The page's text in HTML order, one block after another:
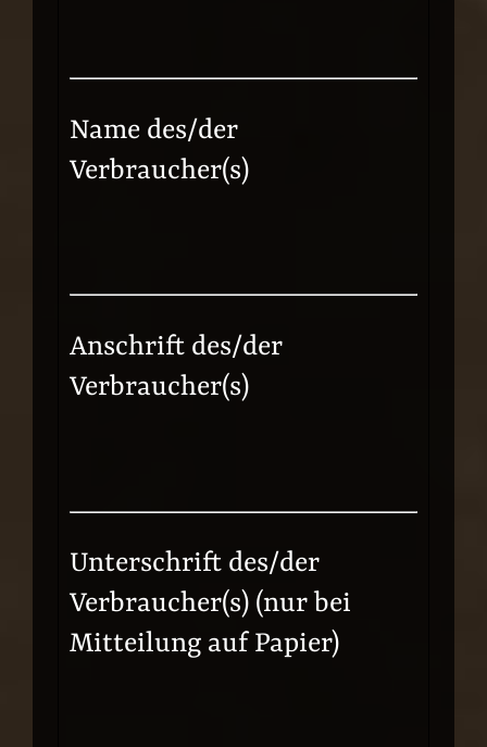
Name des/der
Verbraucher(s)
Anschrift des/der
Verbraucher(s)
Unterschrift des/der
Verbraucher(s) (nur bei
Mitteilung auf Papier)